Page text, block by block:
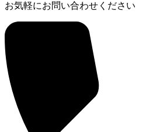
お気軽にお問い合わせください